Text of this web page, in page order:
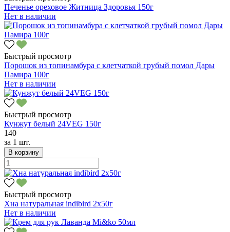
Печенье ореховое Житница Здоровья 150г
Нет в наличии
Быстрый просмотр
Порошок из топинамбура с клетчаткой грубый помол Дары
Памира 100г
Нет в наличии
Быстрый просмотр
Кунжут белый 24VEG 150г
140
за 1 шт.
В корзину
Быстрый просмотр
Хна натуральная indibird 2х50г
Нет в наличии